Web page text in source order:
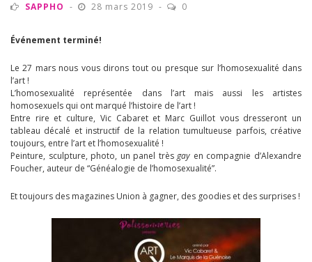
SAPPHO 28 mars 2019 0
Événement terminé!
Le 27 mars nous vous dirons tout ou presque sur l’homosexualité dans
l’art !
L’homosexualité représentée dans l’art mais aussi les artistes
homosexuels qui ont marqué l’histoire de l’art !
Entre rire et culture, Vic Cabaret et Marc Guillot vous dresseront un
tableau décalé et instructif de la relation tumultueuse parfois, créative
toujours, entre l’art et l’homosexualité !
Peinture, sculpture, photo, un panel trèsgay en compagnie d’Alexandre
Foucher, auteur de “Généalogie de l’homosexualité”.
Et toujours des magazines Union à gagner, des goodies et des surprises !